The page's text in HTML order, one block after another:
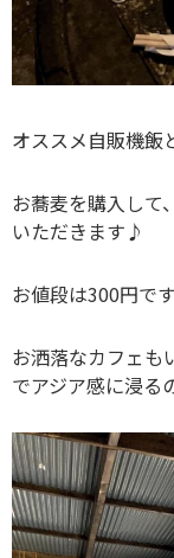
オススメ自販機飯
お蕎麦を購入して
いただきます♪
お値段は300円です
お洒落なカフェも
でアジア感に浸る